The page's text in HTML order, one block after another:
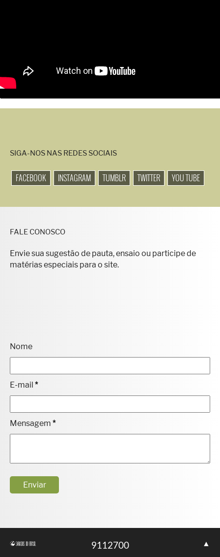
SIGA-NOS NAS REDES SOCIAIS
FACEBOOK INSTAGRAM TUMBLR TWITTER YOU TUBE
FALE CONOSCO
Envie sua sugestão de pauta, ensaio ou participe de
matérias especiais para o site.
Nome
E-mail *
Mensagem *
9112700 ▲